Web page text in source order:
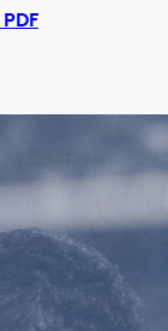
PDF